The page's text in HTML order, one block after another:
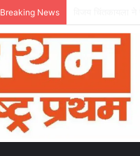
Breaking News